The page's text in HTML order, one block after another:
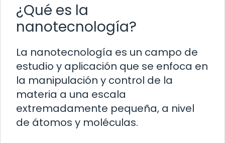
¿Qué es la
nanotecnología?
La nanotecnología es un campo de
estudio y aplicación que se enfoca en
la manipulación y control de la
materia a una escala
extremadamente pequeña, a nivel
de átomos y moléculas.